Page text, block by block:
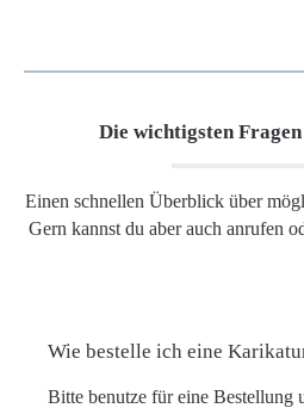
Die wichtigsten
Einen schnellen Überblick über
Gern kannst du aber auch anrufen
Wie bestelle ich eine
Bitte benutze für eine Bestellung